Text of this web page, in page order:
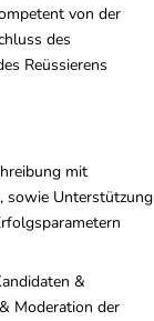
von der
des
Reüssierens
mit
sowie Unterstützung
&
Moderation der